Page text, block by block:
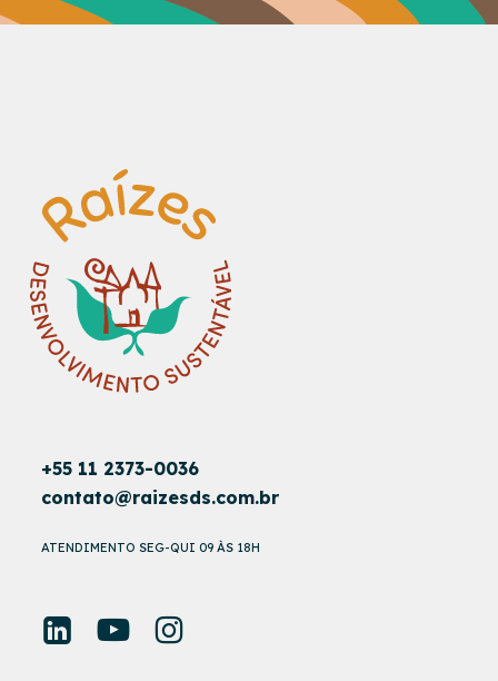
+55 11 2373-0036
contato@raizesds.com.br
ATENDIMENTO SEG-QUI 09 ÀS 18H